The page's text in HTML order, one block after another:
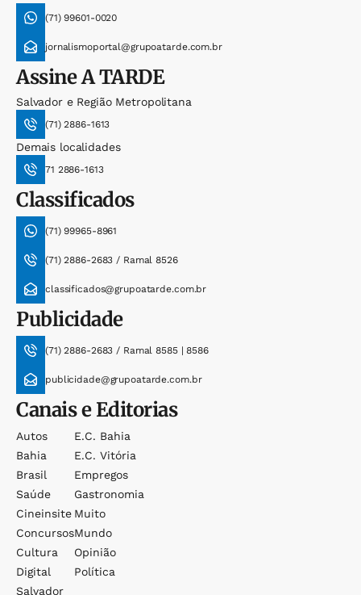
(71) 99601-0020
jornalismoportal@grupoatarde.com.br
AssineA TARDE
Salvador e Região Metropolitana
(71) 2886-1613
Demais localidades
71 2886-1613
Classificados
(71) 99965-8961
(71) 2886-2683 / Ramal 8526
classificados@grupoatarde.com.br
Publicidade
(71) 2886-2683 / Ramal 8585 | 8586
publicidade@grupoatarde.com.br
Canais e Editorias
Autos
Bahia
Brasil
Saúde
Cineinsite
Concursos
Cultura
Digital
Salvador
E.c. Bahia
E.c. Vitória
Empregos
Gastronomia
Muito
Mundo
Opinião
Política